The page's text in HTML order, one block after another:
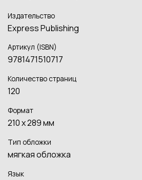
Издательство
Express Publishing
Артикул (ISBN)
9781471510717
Количество страниц
120
Формат
210 х 289 мм
Тип обложки
мягкая обложка
Язык